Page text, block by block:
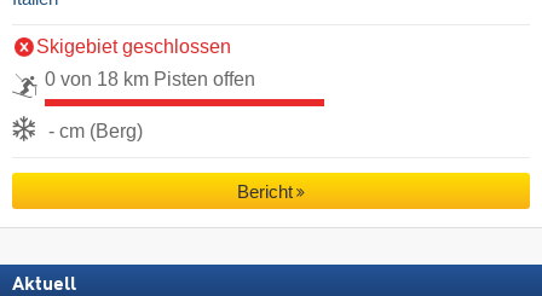
Skigebiet geschlossen
0 von 18 km Pisten offen
- cm (Berg)
Bericht
Aktuell